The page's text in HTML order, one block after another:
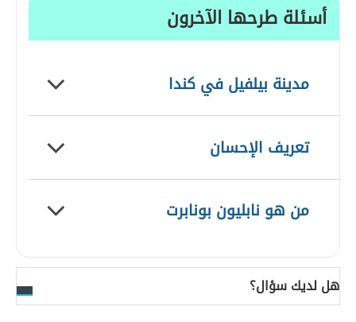
أسئلة طرحها الآخرون
مدينة بيلفيل في كندا
تعريف الإحسان
من هو نابليون بونابرت
هل لديك سؤال؟